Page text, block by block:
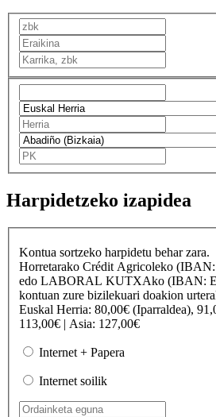
Harpidetzeko izapidea
Kontua sortzeko harpidetu behar zara.
Horretarako Crédit Agricoleko (IBAN:
edo LABORAL KUTXAko (IBAN:
kontuan zure bizilekuari doakion
Euskal Herria: 80,00€ (Iparraldea),
113,00€ | Asia: 127,00€
Internet + Papera
Internet soilik